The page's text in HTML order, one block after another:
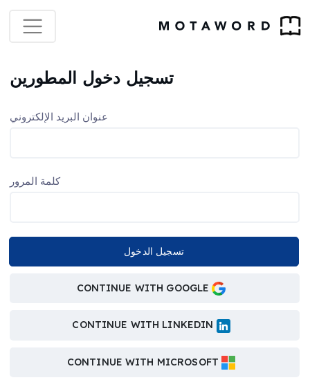
تسجيل دخول المطورين
عنوان البريد الإلكتروني
كلمة المرور
CONTINUE WITH GOOGLE
CONTINUE WITH MICROSOFT